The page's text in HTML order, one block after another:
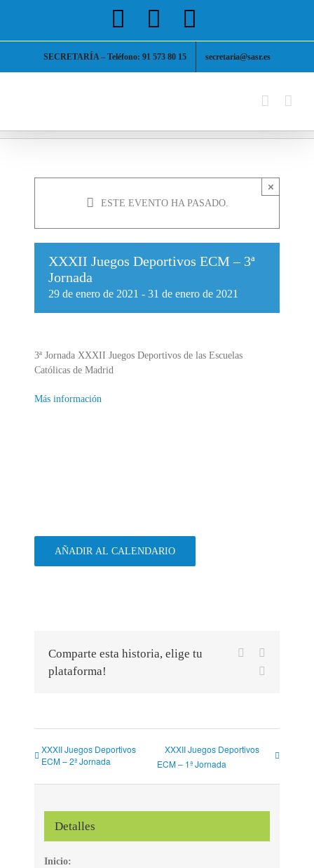
Facebook
SECRETARÍA – Teléfono: 91 573 80 15 secretaria@sasr.es
ESTE EVENTO HA PASADO.
×
XXXII Juegos Deportivos ECM – 3ª
Jornada
29 de enero de 2021 -31 de enero de 2021
3ª Jornada XXXII Juegos Deportivos de las Escuelas
Católicas de Madrid
Más información
AÑADIR AL CALENDARIO
Comparte esta historia, elige tu
plataforma!
Facebook
XXXII Juegos Deportivos
ECM – 2ª Jornada
XXXII Juegos Deportivos
ECM – 1ª Jornada
Detalles
Inicio: